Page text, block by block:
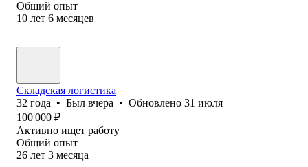
Общий опыт
10 лет 6 месяцев
Складская логистика
32 года • Был вчера • Обновлено 31 июля
100 000 ₽
Активно ищет работу
Общий опыт
26 лет 3 месяца